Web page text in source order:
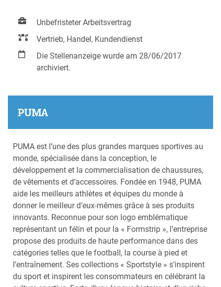
Unbefristeter Arbeitsvertrag
Vertrieb, Handel, Kundendienst
Die Stellenanzeige wurde am 28/06/2017
archiviert.
PUMA
PUMA est l’une des plus grandes marques sportives au
monde, spécialisée dans la conception, le
développement et la commercialisation de chaussures,
de vêtements et d’accessoires. Fondée en 1948, PUMA
aide les meilleurs athlètes et équipes du monde à
donner le meilleur d’eux-mêmes grâce à ses produits
innovants. Reconnue pour son logo emblématique
représentant un félin et pour la « Formstrip », l’entreprise
propose des produits de haute performance dans des
catégories telles que le football, la course à pied et
l’entraînement. Ses collections « Sportstyle » s’inspirent
du sport et inspirent les consommateurs en célébrant la